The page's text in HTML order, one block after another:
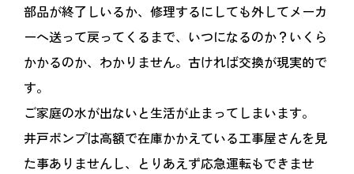
部品が終了しいるか、修理するにしても外してメーカ
ーへ送って戻ってくるまで、いつになるのか？いくら
かかるのか、わかりません。古ければ交換が現実的で
す。
ご家庭の水が出ないと生活が止まってしまいます。
井戸ポンプは高額で在庫かかえている工事屋さんを見
た事ありませんし、とりあえず応急運転もできませ